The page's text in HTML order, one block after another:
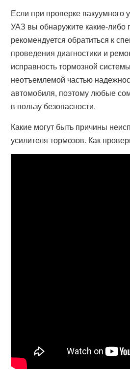
Если при проверке вакуумного
УАЗ вы обнаружите какие-либо
рекомендуется обратиться к
проведения диагностики и
исправность тормозной
неотъемлемой частью
автомобиля, поэтому любые
в пользу безопасности.
Какие могут быть причины
усилителя тормозов. Как